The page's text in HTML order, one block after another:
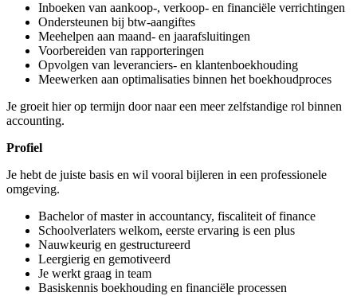
Inboeken van aankoop-, verkoop- en financiële verrichtingen
Ondersteunen bij btw-aangiftes
Meehelpen aan maand- en jaarafsluitingen
Voorbereiden van rapporteringen
Opvolgen van leveranciers- en klantenboekhouding
Meewerken aan optimalisaties binnen het boekhoudproces
Je groeit hier op termijn door naar een meer zelfstandige rol binnen
accounting.
Profiel
Je hebt de juiste basis en wil vooral bijleren in een professionele
omgeving.
Bachelor of master in accountancy, fiscaliteit of finance
Schoolverlaters welkom, eerste ervaring is een plus
Nauwkeurig en gestructureerd
Leergierig en gemotiveerd
Je werkt graag in team
Basiskennis boekhouding en financiële processen